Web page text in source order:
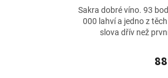
Sakra dobré víno. 93
000 lahví a jedno z
slova dřív než